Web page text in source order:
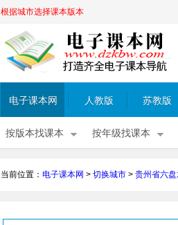
根据城市选择课本版本
电子课本网 人教版 苏教版
按版本找课本 按年级找课本
当前位置： 电子课本网 > 切换城市 > 贵州省六